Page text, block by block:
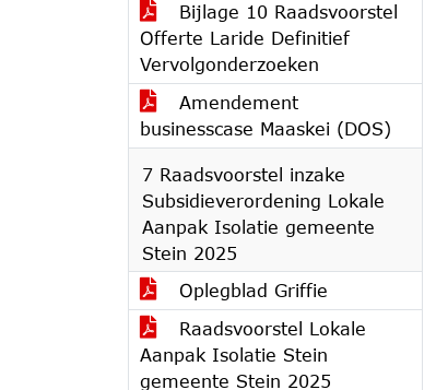
Bijlage 10 Raadsvoorstel
Offerte Laride Definitief
Vervolgonderzoeken
Amendement
businesscase Maaskei (DOS)
7 Raadsvoorstel inzake
Subsidieverordening Lokale
Aanpak Isolatie gemeente
Stein 2025
Oplegblad Griffie
Raadsvoorstel Lokale
Aanpak Isolatie Stein
gemeente Stein 2025